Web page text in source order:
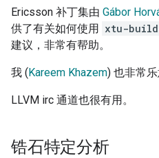
Ericsson 补丁集由 Gábor
供了有关如何使用 xtu-
建议，非常有帮助。
我 (Kareem Khazem) 也非常
LLVM irc 通道也很有用。
锆石特定分析